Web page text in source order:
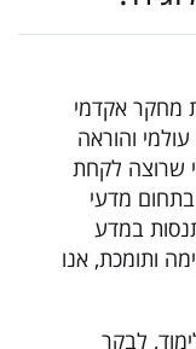
מחקר אקדמי
והוראה
שרוצה לקחת
מדעי
במדע
ותומכת, אנו
לבקר